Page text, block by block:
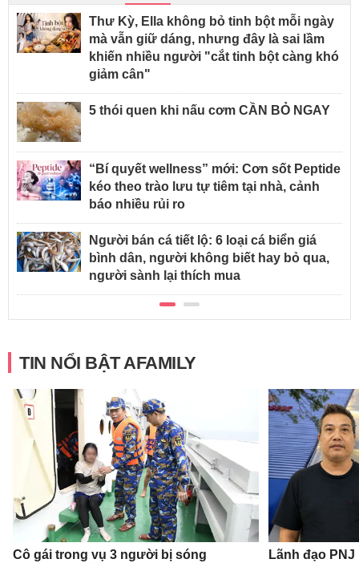
Thư Kỳ, Ella không bỏ tinh bột mỗi ngày
mà vẫn giữ dáng, nhưng đây là sai lầm
khiến nhiều người "cắt tinh bột càng khó
giảm cân"
5 thói quen khi nấu cơm CẦN BỎ NGAY
“Bí quyết wellness” mới: Cơn sốt Peptide
kéo theo trào lưu tự tiêm tại nhà, cảnh
báo nhiều rủi ro
Người bán cá tiết lộ: 6 loại cá biển giá
bình dân, người không biết hay bỏ qua,
người sành lại thích mua
TIN NỔI BẬT AFAMILY
Cô gái trong vụ 3 người bị sóng
Lãnh đạo